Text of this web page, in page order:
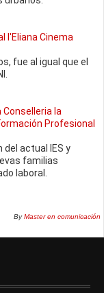
l'Eliana Cinema
fue al igual que el
Conselleria la
Profesional
del actual IES y
familias
laboral.
ByMaster en comunicación